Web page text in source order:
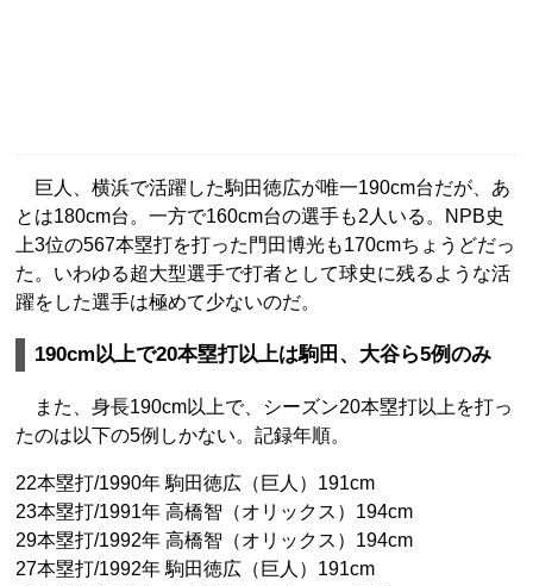
巨人、横浜で活躍した駒田徳広が唯一190cm台だが、あ
とは180cm台。一方で160cm台の選手も2人いる。NPB史
上3位の567本塁打を打った門田博光も170cmちょうどだっ
た。いわゆる超大型選手で打者として球史に残るような活
躍をした選手は極めて少ないのだ。
190cm以上で20本塁打以上は駒田、大谷ら5例のみ
また、身長190cm以上で、シーズン20本塁打以上を打っ
たのは以下の5例しかない。記録年順。
22本塁打/1990年 駒田徳広（巨人）191cm
23本塁打/1991年 高橋智（オリックス）194cm
29本塁打/1992年 高橋智（オリックス）194cm
27本塁打/1992年 駒田徳広（巨人）191cm